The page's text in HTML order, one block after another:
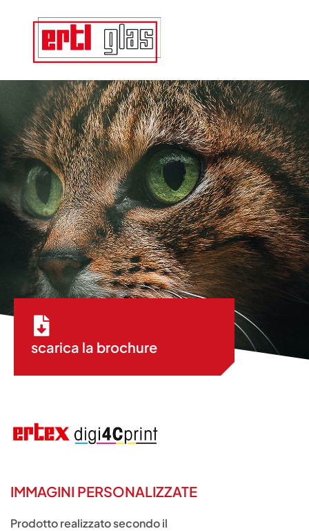
scarica la brochure
IMMAGINI PERSONALIZZATE
Prodotto realizzato secondo il